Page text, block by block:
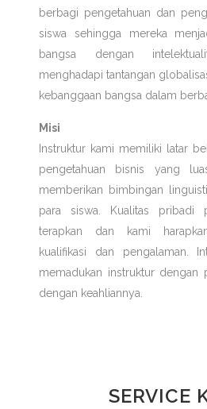
berbagi pengetahuan dan
siswa sehingga mereka
bangsa dengan
menghadapi tantangan
kebanggaan bangsa dalam
Misi
Instruktur kami memiliki latar
pengetahuan bisnis yang
memberikan bimbingan
para siswa. Kualitas pribadi
terapkan dan kami
kualifikasi dan pengalaman.
memadukan instruktur dengan
dengan keahliannya.
SERVICE